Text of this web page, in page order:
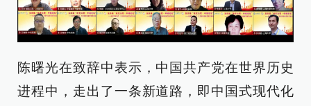
陈曙光在致辞中表示，中国共产党在世界历史
进程中，走出了一条新道路，即中国式现代化